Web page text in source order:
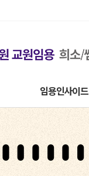
임용인사이드